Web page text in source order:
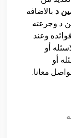
د بالاضافه
د وجرعته
وعند
أو
أو
معانا.